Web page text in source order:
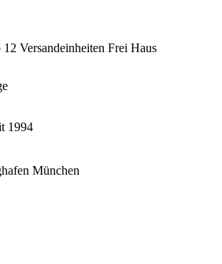
Versandeinheiten Frei Haus
1994
München